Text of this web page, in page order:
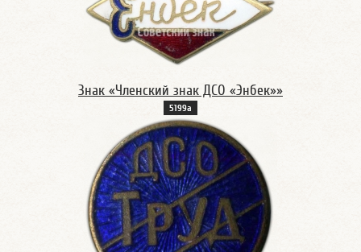
Знак «Членский знак ДСО «Энбек»»
5199а